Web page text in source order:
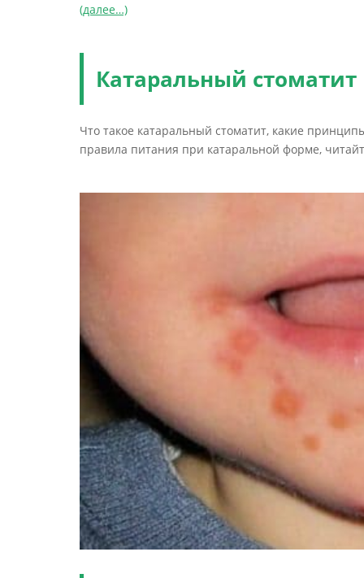
(далее…)
Катаральный
Что такое катаральный стоматит, какие
правила питания при катаральной форме,